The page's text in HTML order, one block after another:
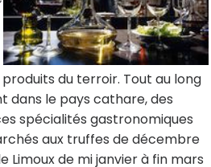
du terroir. Tout au long
dans le pays cathare, des
spécialités gastronomiques
aux truffes de décembre
Limoux de mi janvier à fin mars